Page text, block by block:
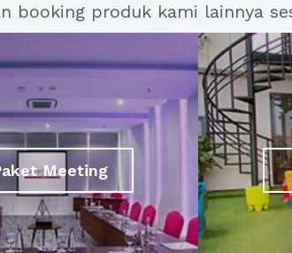
booking produk kami lainnya
Meeting